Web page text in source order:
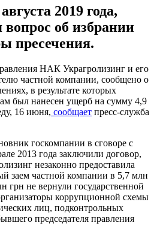
2019 года,
вопрос об избрании
пресечения.
НАК Украгролизинг и его
частной компании, сообщено о
в результате которых
был нанесен ущерб на сумму 4,9
16 июня, сообщает пресс-служба
госкомпании в сговоре с
2013 года заключили договор,
незаконно предоставила
заем частной компании в 5,7 млн
грн не вернули государственной
коррупционной схемы
лиц, подконтрольных
председателя правления